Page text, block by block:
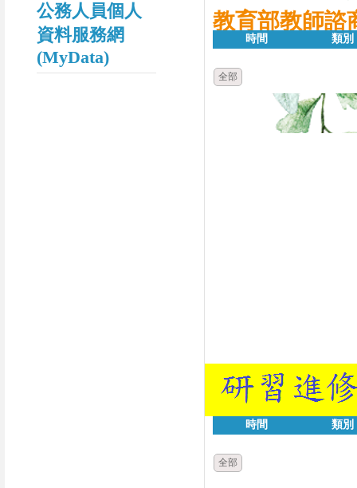
公務人員個人
資料服務網
(MyData)
教育部教師諮
時間 類別
全部
時間 類別
全部